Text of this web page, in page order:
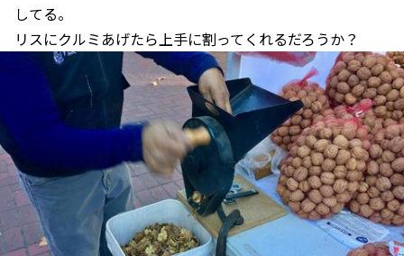
してる。
リスにクルミあげたら上手に割ってくれるだろうか？